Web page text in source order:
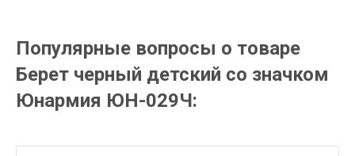
Популярные вопросы о товаре
Берет черный детский со значком
Юнармия ЮН-029Ч: